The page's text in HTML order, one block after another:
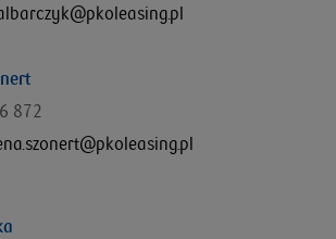
872